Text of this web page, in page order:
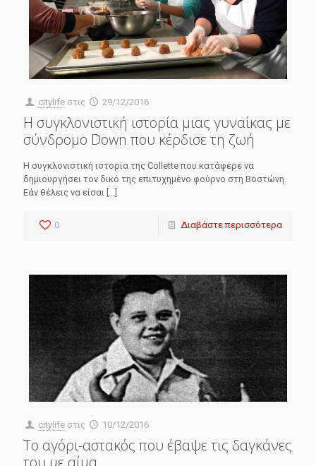
citylife στις 29/12/2016
Η συγκλονιστική ιστορία μιας γυναίκας με
σύνδρομο Down που κέρδισε τη ζωή
H συγκλονιστική ιστορία της Collette που κατάφερε να
δημιουργήσει τον δικό της επιτυχημένο φούρνο στη Βοστώνη.
Εάν θέλεις να είσαι
0 Διαβάστε περισσότερα
citylife στις 10/12/2016
Το αγόρι-αστακός που έβαψε τις δαγκάνες
του με αίμα